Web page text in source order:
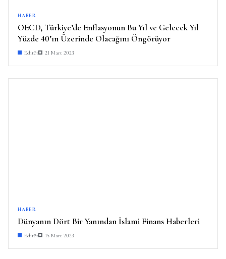
HABER
OECD, Türkiye’de Enflasyonun Bu Yıl ve Gelecek Yıl
Yüzde 40’ın Üzerinde Olacağını Öngörüyor
Editör 21 Mart 2023
HABER
Dünyanın Dört Bir Yanından İslami Finans Haberleri
Editör 15 Mart 2023